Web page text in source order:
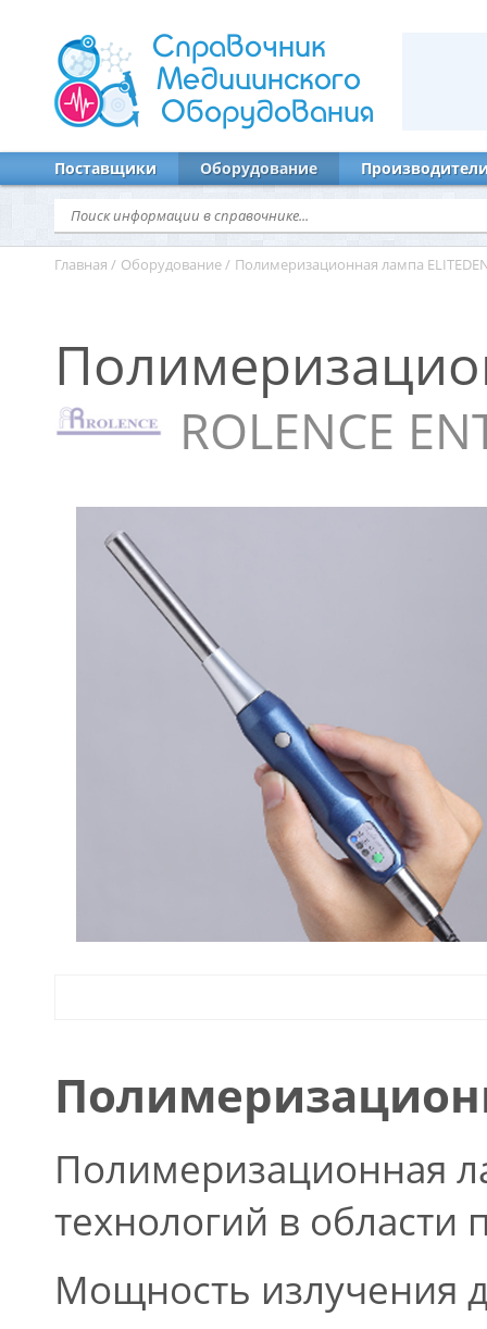
Справочник
Медицинского
Оборудования
Поставщики Оборудование
Главная / Оборудование / Полимеризационная лампа
ROLENCE
Полимеризационная
технологий в
Мощность излучения